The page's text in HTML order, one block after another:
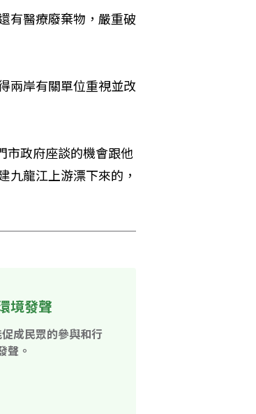
有醫療廢棄物，嚴重破
兩岸有關單位重視並改
市政府座談的機會跟他
九龍江上游漂下來的，
境發聲
成民眾的參與和行
聲。